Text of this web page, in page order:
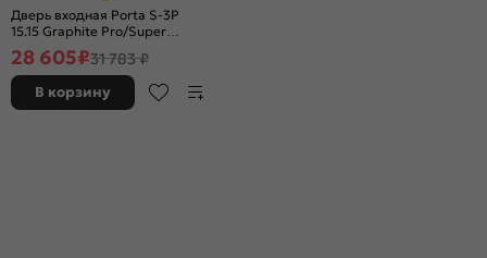
Дверь входная Porta S-3P
15.15 Graphite Pro/Super
White, 2 замка, с ночной
задвижкой
28 605₽31 783 ₽
В корзину